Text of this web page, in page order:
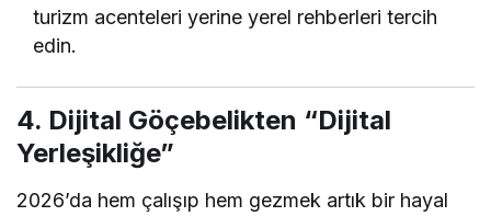
turizm acenteleri yerine yerel rehberleri tercih
edin.
4. Dijital Göçebelikten “Dijital
Yerleşikliğe”
2026’da hem çalışıp hem gezmek artık bir hayal